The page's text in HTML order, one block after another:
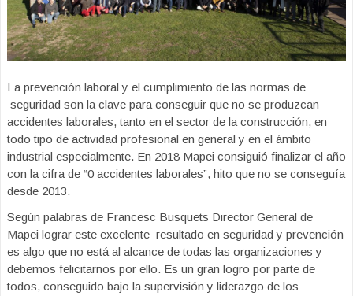
La prevención laboral y el cumplimiento de las normas de
seguridad son la clave para conseguir que no se produzcan
accidentes laborales, tanto en el sector de la construcción, en
todo tipo de actividad profesional en general y en el ámbito
industrial especialmente. ​En 2018 Mapei consiguió finalizar el año
con la cifra de “0 accidentes laborales”, hito que no se conseguía
desde 2013.
Según palabras de Francesc Busquets Director General de
Mapei lograr este excelente resultado en seguridad y prevención
es algo que no está al alcance de todas las organizaciones y
debemos felicitarnos por ello. Es un gran logro por parte de
todos, conseguido bajo la supervisión y liderazgo de los